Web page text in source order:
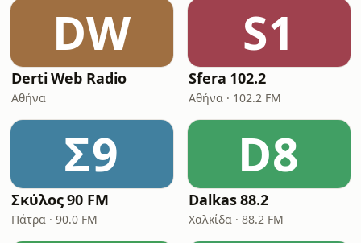
DW
Derti Web Radio
Αθήνα
S1
Sfera 102.2
Αθήνα · 102.2 FM
Σ9
Σκύλος 90 FM
Πάτρα · 90.0 FM
D8
Dalkas 88.2
Χαλκίδα · 88.2 FM